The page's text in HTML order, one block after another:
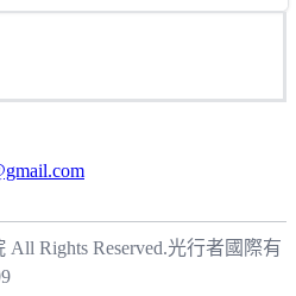
Rights Reserved.光行者國際有